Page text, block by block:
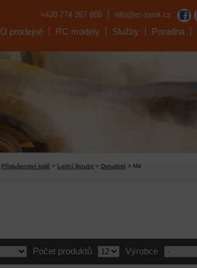
+420 774 267 806 info@rc-zivot.cz
O prodejně RC modely Služby Poradna
Příslušenství lodě > Lodní šrouby > Dvoulisté > M4
Počet produktů Výrobce